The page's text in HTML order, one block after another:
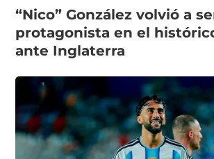
“Nico” González volvió a
protagonista en el
ante Inglaterra